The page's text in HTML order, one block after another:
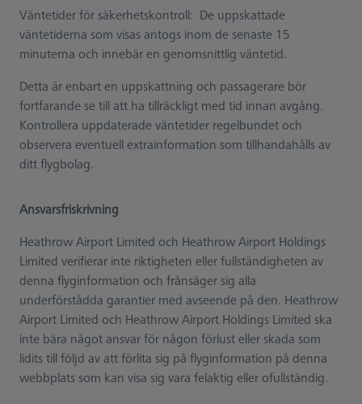
Väntetider för säkerhetskontroll: De uppskattade
väntetiderna som visas antogs inom de senaste 15
minuterna och innebär en genomsnittlig väntetid.
Detta är enbart en uppskattning och passagerare bör
fortfarande se till att ha tillräckligt med tid innan avgång.
Kontrollera uppdaterade väntetider regelbundet och
observera eventuell extrainformation som tillhandahålls av
ditt flygbolag.
Ansvarsfriskrivning
Heathrow Airport Limited och Heathrow Airport Holdings
Limited verifierar inte riktigheten eller fullständigheten av
denna flyginformation och frånsäger sig alla
underförstådda garantier med avseende på den. Heathrow
Airport Limited och Heathrow Airport Holdings Limited ska
inte bära något ansvar för någon förlust eller skada som
lidits till följd av att förlita sig på flyginformation på denna
webbplats som kan visa sig vara felaktig eller ofullständig.